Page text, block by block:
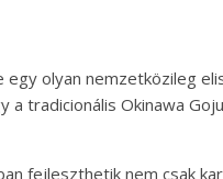
egy olyan nemzetközileg
tradicionális Okinawa
fejleszthetik nem csak